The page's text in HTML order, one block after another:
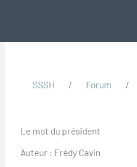
SSSH / Forum /
Le mot du président
Auteur : Frédy Cavin